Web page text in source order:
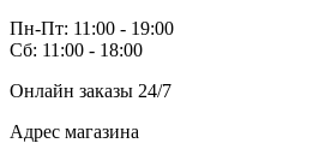
Пн-Пт: 11:00 - 19:00
Сб: 11:00 - 18:00
Онлайн заказы 24/7
Адрес магазина